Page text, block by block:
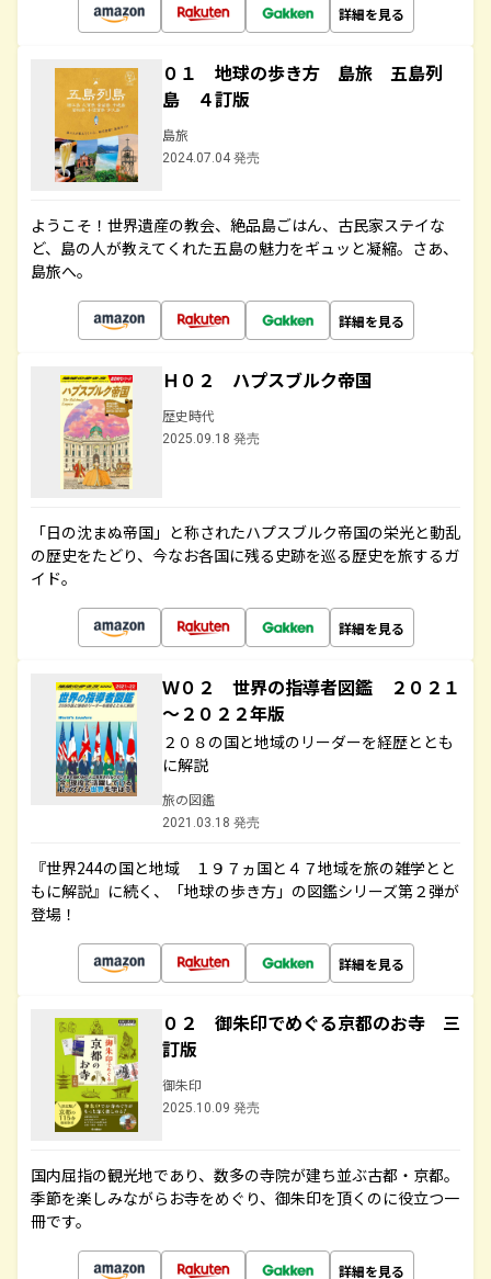
詳細を見る
０１ 地球の歩き方 島旅 五島列
島 ４訂版
島旅
2024.07.04 発売
ようこそ！世界遺産の教会、絶品島ごはん、古民家ステイな
ど、島の人が教えてくれた五島の魅力をギュッと凝縮。さあ、
島旅へ。
詳細を見る
Ｈ０２ ハプスブルク帝国
歴史時代
2025.09.18 発売
「日の沈まぬ帝国」と称されたハプスブルク帝国の栄光と動乱
の歴史をたどり、今なお各国に残る史跡を巡る歴史を旅するガ
イド。
詳細を見る
Ｗ０２ 世界の指導者図鑑 ２０２１
～２０２２年版
２０８の国と地域のリーダーを経歴ととも
に解説
旅の図鑑
2021.03.18 発売
『世界244の国と地域 １９７ヵ国と４７地域を旅の雑学とと
もに解説』に続く、「地球の歩き方」の図鑑シリーズ第２弾が
登場！
詳細を見る
０２ 御朱印でめぐる京都のお寺 三
訂版
御朱印
2025.10.09 発売
国内屈指の観光地であり、数多の寺院が建ち並ぶ古都・京都。
季節を楽しみながらお寺をめぐり、御朱印を頂くのに役立つ一
冊です。
詳細を見る